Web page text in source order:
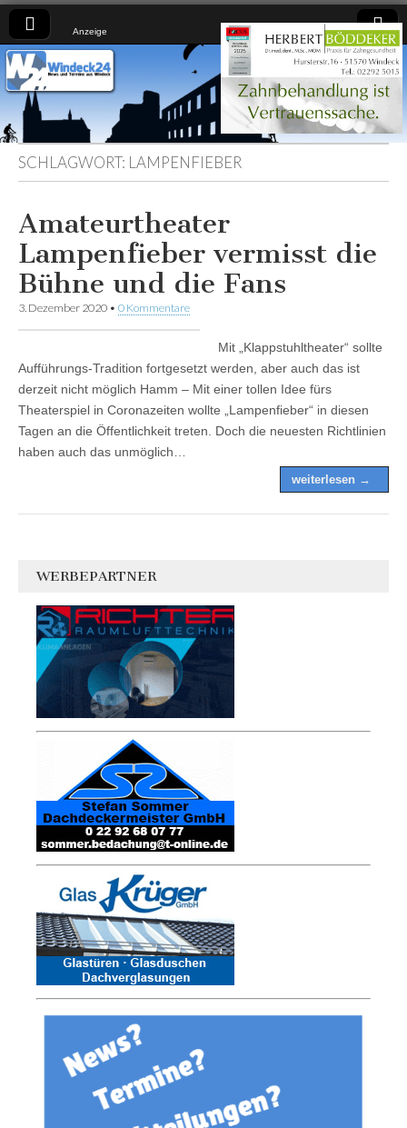
Anzeige
Windeck24
Nachrichten
aus dem
Ländchen
für das
Ländchen
SCHLAGWORT: LAMPENFIEBER
Amateurtheater
Lampenfieber vermisst die
Bühne und die Fans
3. Dezember 2020 • 0 Kommentare
Mit „Klappstuhltheater“ sollte
Aufführungs-Tradition fortgesetzt werden, aber auch das ist
derzeit nicht möglich Hamm – Mit einer tollen Idee fürs
Theaterspiel in Coronazeiten wollte „Lampenfieber“ in diesen
Tagen an die Öffentlichkeit treten. Doch die neuesten Richtlinien
haben auch das unmöglich…
weiterlesen →
WERBEPARTNER